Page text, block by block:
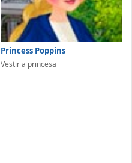
Princess Poppins
Vestir a princesa